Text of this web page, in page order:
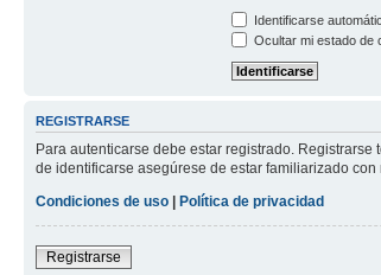
Identificarse
Ocultar mi estado de
REGISTRARSE
Para autenticarse debe estar registrado.
de identificarse asegúrese de estar familiarizado
Condiciones de uso | Política de privacidad
Registrarse